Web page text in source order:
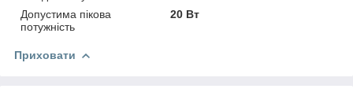
Допустима пікова
потужність
20 Вт
Приховати